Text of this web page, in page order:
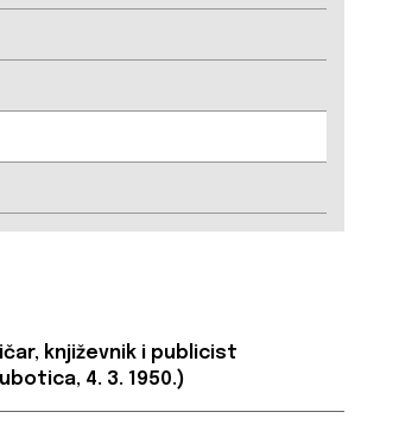
književnik i publicist
4. 3. 1950.)